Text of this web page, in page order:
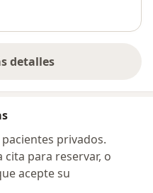
detalles
la dirección
privados.
para reservar, o
acepte su